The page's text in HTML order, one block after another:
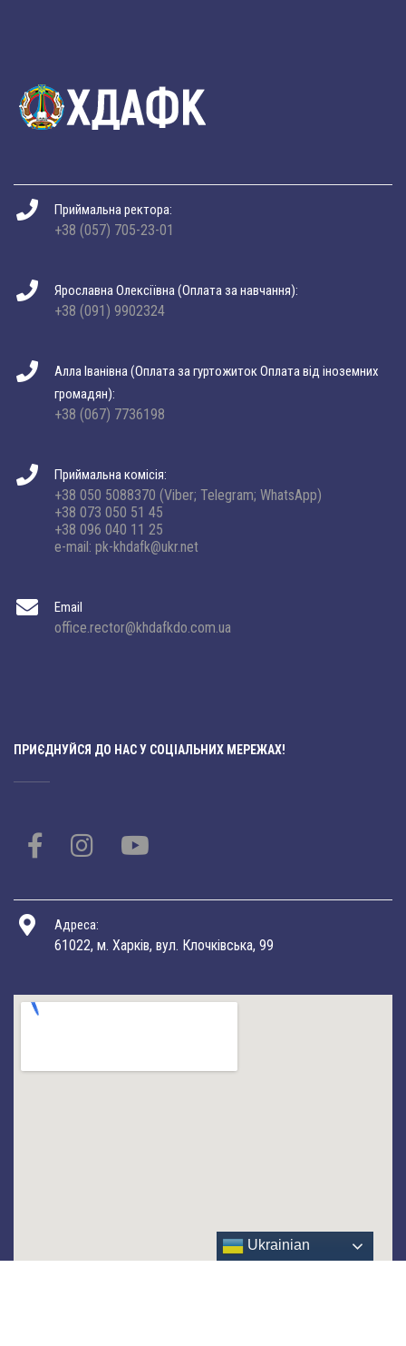
Приймальна ректора:
+38 (057) 705-23-01
Ярославна Олексіївна (Оплата за навчання):
+38 (091) 9902324
Алла Іванівна (Оплата за гуртожиток Оплата від іноземних
громадян):
+38 (067) 7736198
Приймальна комісія:
+38 050 5088370 (Viber; Telegram; WhatsApp)
+38 073 050 51 45
+38 096 040 11 25
e-mail: pk-khdafk@ukr.net
Email
office.rector@khdafkdo.com.ua
ПРИЄДНУЙСЯ ДО НАС У СОЦІАЛЬНИХ МЕРЕЖАХ!
Адреса:
61022, м. Харків, вул. Клочківська, 99
Ukrainian